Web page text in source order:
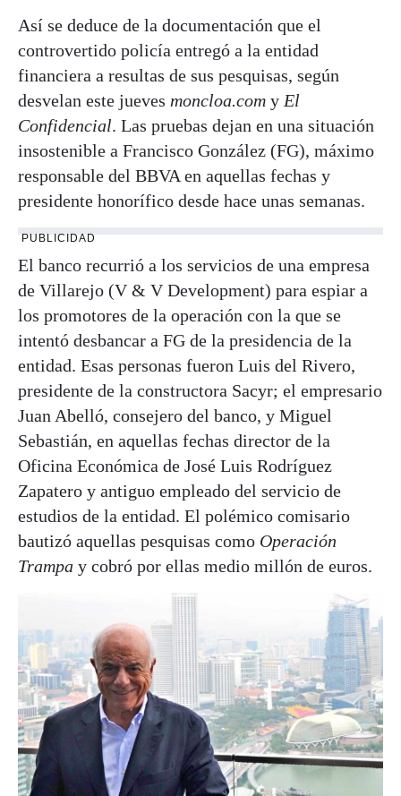
Así se deduce de la documentación que el
controvertido policía entregó a la entidad
financiera a resultas de sus pesquisas, según
desvelan este jueves moncloa.com y El
Confidencial. Las pruebas dejan en una situación
insostenible a Francisco González (FG), máximo
responsable del BBVA en aquellas fechas y
presidente honorífico desde hace unas semanas.
PUBLICIDAD
El banco recurrió a los servicios de una empresa
de Villarejo (V & V Development) para espiar a
los promotores de la operación con la que se
intentó desbancar a FG de la presidencia de la
entidad. Esas personas fueron Luis del Rivero,
presidente de la constructora Sacyr; el empresario
Juan Abelló, consejero del banco, y Miguel
Sebastián, en aquellas fechas director de la
Oficina Económica de José Luis Rodríguez
Zapatero y antiguo empleado del servicio de
estudios de la entidad. El polémico comisario
bautizó aquellas pesquisas como Operación
Trampa y cobró por ellas medio millón de euros.